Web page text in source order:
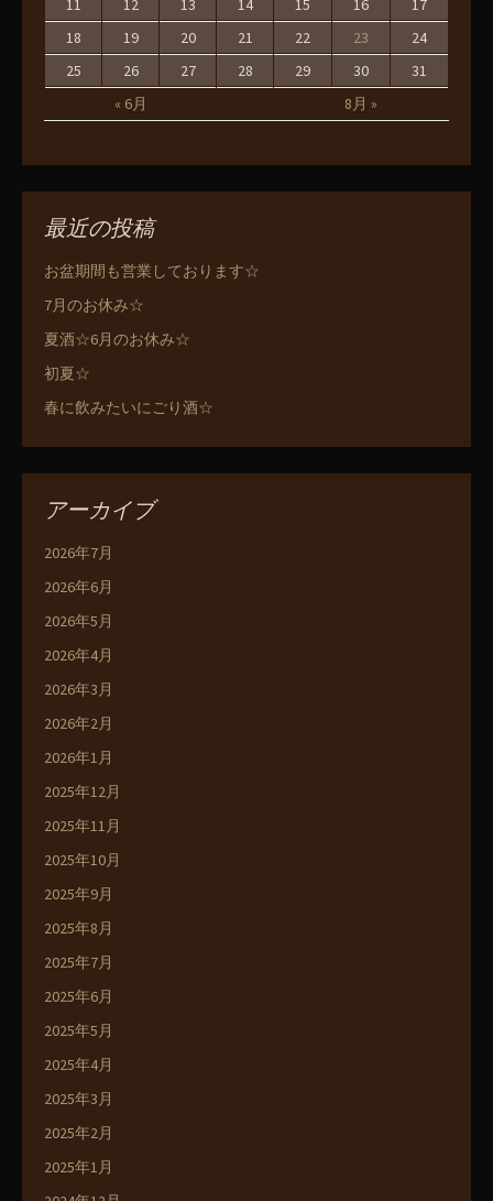
« 6月 8月 »
11
12 13 14 15 16
17
18
19 20 21 22 23
24
25
26 27 28 29 30 31
最近の投稿
お盆期間も営業しております☆
7月のお休み☆
夏酒☆6月のお休み☆
初夏☆
春に飲みたいにごり酒☆
アーカイブ
2026年7月
2026年6月
2026年5月
2026年4月
2026年3月
2026年2月
2026年1月
2025年12月
2025年11月
2025年10月
2025年9月
2025年8月
2025年7月
2025年6月
2025年5月
2025年4月
2025年3月
2025年2月
2025年1月